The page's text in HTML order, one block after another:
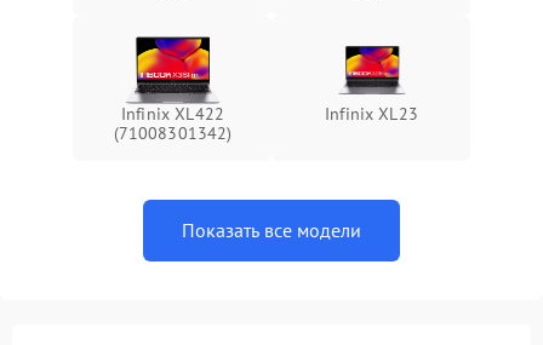
Infinix XL422
(71008301342)
Infinix XL23
Показать все модели